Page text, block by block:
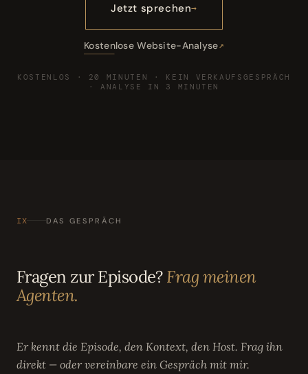
Jetzt sprechen
Kostenlose Website-Analyse
KOSTENLOS · 20 MINUTEN · KEIN VERKAUFSGESPRÄCH
· ANALYSE IN 3 MINUTEN
IX DAS GESPRÄCH
Fragen zur Episode?Frag meinen
Agenten.
Er kennt die Episode, den Kontext, den Host. Frag ihn
direkt — oder vereinbare ein Gespräch mit mir.